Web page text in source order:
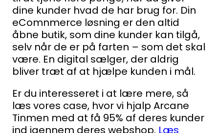
dine kunder hvad de har brug for. Din
eComnmerce løsning er den altid
åbne butik, som dine kunder kan tilgå,
selv når de er på farten – som det skal
være. En digital sælger, der aldrig
bliver træt af at hjælpe kunden i mål.
Er du interesseret i at lære mere, så
læs vores case, hvor vi hjalp Arcane
Tinmen med at få 95% af deres kunder
ind igennem deres webshop. Læs